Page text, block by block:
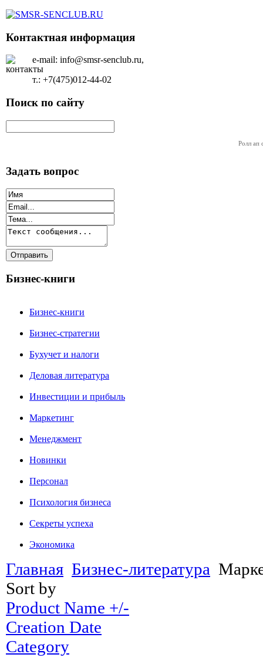
Контактная информация
e-mail: info@smsr-senclub.ru,
т.: +7(475)012-44-02
Поиск по сайту
Ролл ап
Задать вопрос
Бизнес-книги
Бизнес-книги
Бизнес-стратегии
Бухучет и налоги
Деловая литература
Инвестиции и прибыль
Маркетинг
Менеджмент
Новинки
Персонал
Психология бизнеса
Секреты успеха
Экономика
Главная Бизнес-литература
Sort by
Product Name +/-
Creation Date
Category